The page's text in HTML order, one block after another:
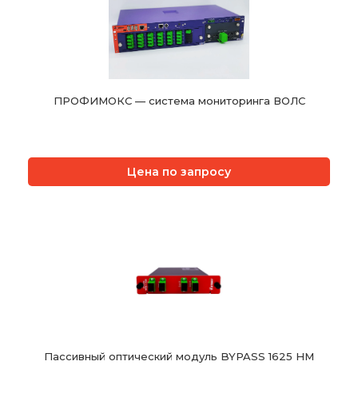
ПРОФИМОКС — система мониторинга ВОЛС
Цена по запросу
Пассивный оптический модуль BYPASS 1625 НМ